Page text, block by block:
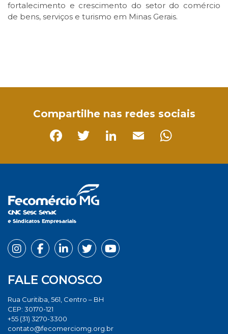
fortalecimento e crescimento do setor do comércio
de bens, serviços e turismo em Minas Gerais.
Compartilhe nas redes sociais
FALE CONOSCO
Rua Curitiba, 561, Centro – BH
CEP: 30170-121
+55 (31) 3270-3300
contato@fecomerciomg.org.br